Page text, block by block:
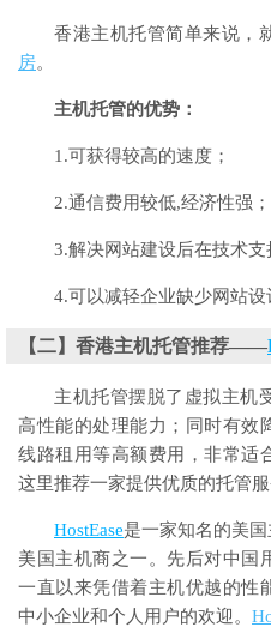
香港主机托管简单来说，
房。
主机托管的优势：
1.可获得较高的速度；
2.通信费用较低,经济性强；
3.解决网站建设后在技术支
4.可以减轻企业缺少网站设
【二】香港主机托管推荐——
主机托管摆脱了虚拟主机
高性能的处理能力；同时有效
线路租用等高额费用，非常适
这里推荐一家提供优质的托管
HostEase是一家知名的美
美国主机商之一。先后对中国
一直以来凭借着主机优越的性
中小企业和个人用户的欢迎。